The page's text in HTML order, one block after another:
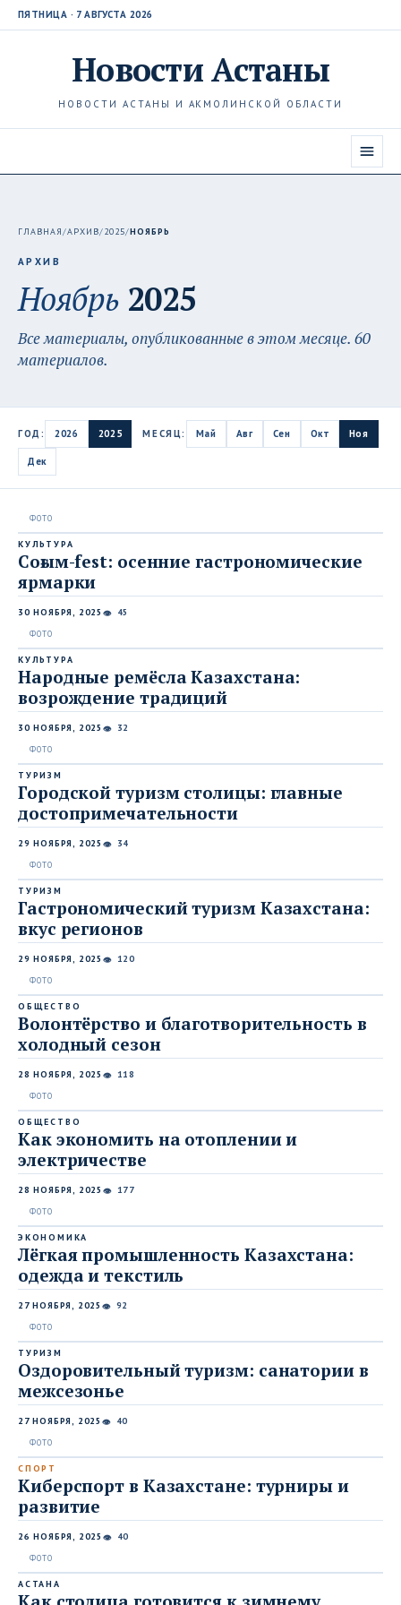
ПЯТНИЦА · 7 АВГУСТА 2026
НовостиАстаны
НОВОСТИ АСТАНЫ И АКМОЛИНСКОЙ ОБЛАСТИ
ГЛАВНАЯ/АРХИВ/2025/НОЯБРЬ
АРХИВ
Ноябрь2025
Все материалы, опубликованные в этом месяце. 60
материалов.
ГОД: 2026 2025 МЕСЯЦ: Май Авг Сен Окт Ноя
Дек
КУЛЬТУРА
Соғым-fest: осенние гастрономические
ярмарки
30 НОЯБРЯ, 2025 👁 45
КУЛЬТУРА
Народные ремёсла Казахстана:
возрождение традиций
30 НОЯБРЯ, 2025 👁 32
ТУРИЗМ
Городской туризм столицы: главные
достопримечательности
29 НОЯБРЯ, 2025 👁 34
ТУРИЗМ
Гастрономический туризм Казахстана:
вкус регионов
29 НОЯБРЯ, 2025 👁 120
ОБЩЕСТВО
Волонтёрство и благотворительность в
холодный сезон
28 НОЯБРЯ, 2025 👁 118
ОБЩЕСТВО
Как экономить на отоплении и
электричестве
28 НОЯБРЯ, 2025 👁 177
ЭКОНОМИКА
Лёгкая промышленность Казахстана:
одежда и текстиль
27 НОЯБРЯ, 2025 👁 92
ТУРИЗМ
Оздоровительный туризм: санатории в
межсезонье
27 НОЯБРЯ, 2025 👁 40
СПОРТ
Киберспорт в Казахстане: турниры и
развитие
26 НОЯБРЯ, 2025 👁 40
АСТАНА